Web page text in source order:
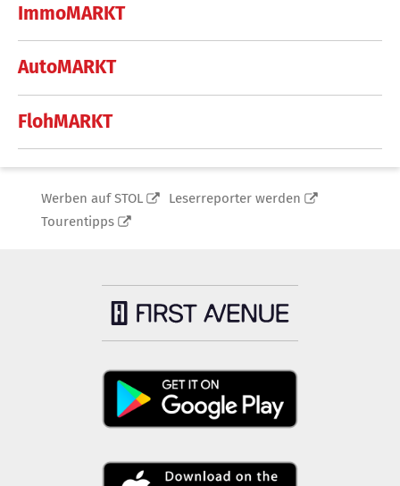
ImmoMARKT
AutoMARKT
FlohMARKT
Werben auf STOL
Leserreporter werden
Tourentipps